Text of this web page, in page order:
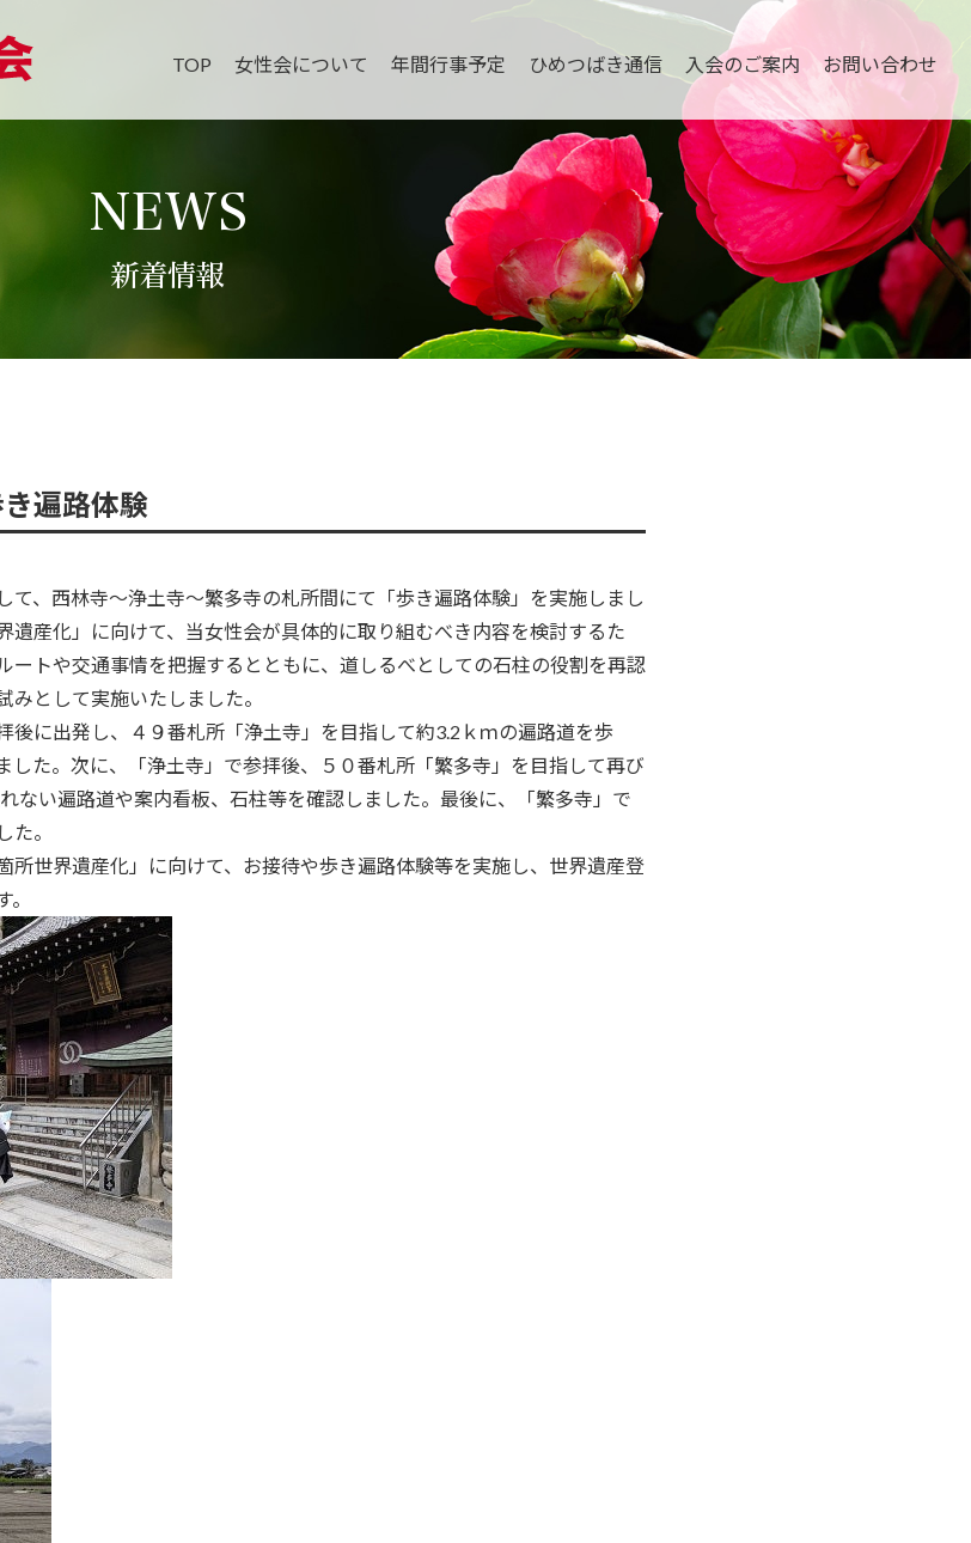
TOP 女性会について 年間行事予定 ひめつばき通信 入会のご案内 お問い合わせ
NEWS
新着情報
遍路体験
て、西林寺～浄土寺～繁多寺の札所間にて「歩き遍路体験」を実施しまし
遺産化」に向けて、当女性会が具体的に取り組むべき内容を検討するた
ートや交通事情を把握するとともに、道しるべとしての石柱の役割を再認
として実施いたしました。
後に出発し、４９番札所「浄土寺」を目指して約3.2ｋｍの遍路道を歩
した。次に、「浄土寺」で参拝後、５０番札所「繁多寺」を目指して再び
ない遍路道や案内看板、石柱等を確認しました。最後に、「繁多寺」で
た。
所世界遺産化」に向けて、お接待や歩き遍路体験等を実施し、世界遺産登